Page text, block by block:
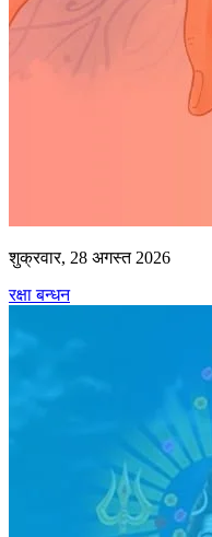
शुक्रवार, 28 अगस्त 2026
रक्षा बन्धन